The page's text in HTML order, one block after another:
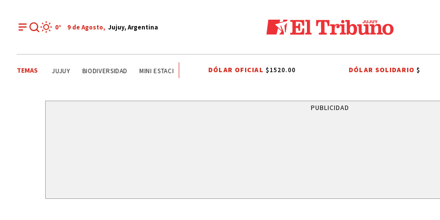
0° 9 de Agosto, Jujuy, Argentina
TEMASDE JUJUY BIODIVERSIDAD MINI ESTACIÓN DE TRANSFERENCIA EN CAIMANCITO FERIA DEL LIBRO EL TALAR VINALITO
DÓLAR OFICIAL $1520.00 DÓLAR SOLIDARIO$
PUBLICIDAD